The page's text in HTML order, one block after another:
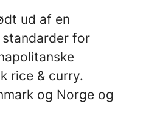
ud af en
for
rice & curry.
og Norge og